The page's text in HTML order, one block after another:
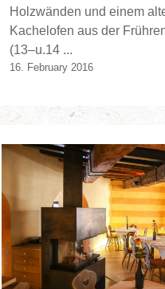
Holzwänden und einem
Kachelofen aus der
(13–u.14 ...
16. February 2016